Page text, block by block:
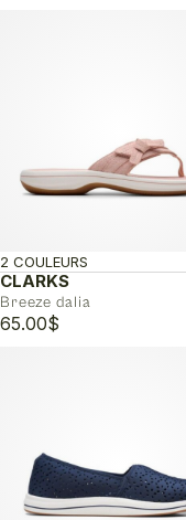
CLARKS
Breeze dalia
2 COULEURS
65.00$